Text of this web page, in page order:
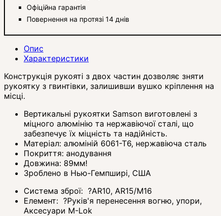
Офіційна гарантія
Повернення на протязі 14 днів
Опис
Характеристики
Конструкція рукояті з двох частин дозволяє зняти
рукоятку з гвинтівки, залишивши вушко кріплення на
місці.
Вертикальні рукоятки Samson виготовлені з
міцного алюмінію та нержавіючої сталі, що
забезпечує їх міцність та надійність.
Матеріал: алюміній 6061-Т6, нержавіюча сталь
Покриття: анодування
Довжина: 89мм!
Зроблено в Нью-Гемпширі, США
Система зброї: ?AR10, AR15/M16
Елемент: ?Руків'я перенесення вогню, упори,
Аксесуари M-Lok